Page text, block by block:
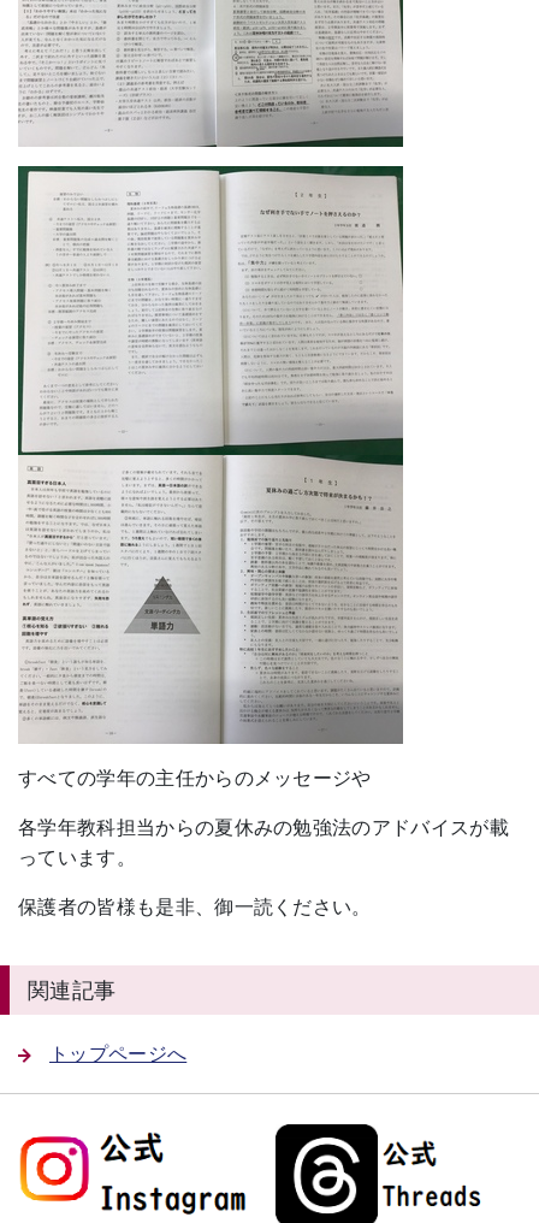
すべての学年の主任からのメッセージや
各学年教科担当からの夏休みの勉強法のアドバイスが載
っています。
保護者の皆様も是非、御一読ください。
関連記事
トップページへ